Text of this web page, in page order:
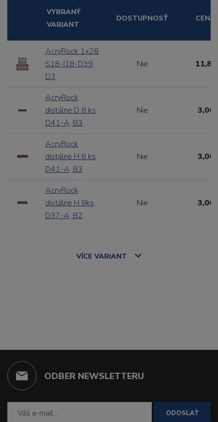
VYBRANÝ
VARIANT
DOSTUPNOSŤ CENA
AcryRock 1x28
S18-I18-D39,
D3
Nie
AcryRock
distálne D 8 ks
D41-A, B3
Nie 3,00
AcryRock
distálne H 8 ks
D41-A, B3
Nie 3,00
AcryRock
distálne H 8ks
D37-A, B2
Nie 3,00
VÍCE VARIANT
ODBER NEWSLETTERU
ODOSLAŤ